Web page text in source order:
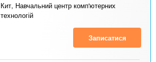
Кит, Навчальний центр комп'ютерних
технологій
Записатися